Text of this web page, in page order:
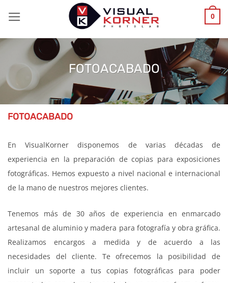
contenido
0
FOTOACABADO
FOTOACABADO
En VisualKorner disponemos de varias décadas de
experiencia en la preparación de copias para exposiciones
fotográficas. Hemos expuesto a nivel nacional e internacional
de la mano de nuestros mejores clientes.
Tenemos más de 30 años de experiencia en enmarcado
artesanal de aluminio y madera para fotografía y obra gráfica.
Realizamos encargos a medida y de acuerdo a las
necesidades del cliente. Te ofrecemos la posibilidad de
incluir un soporte a tus copias fotográficas para poder